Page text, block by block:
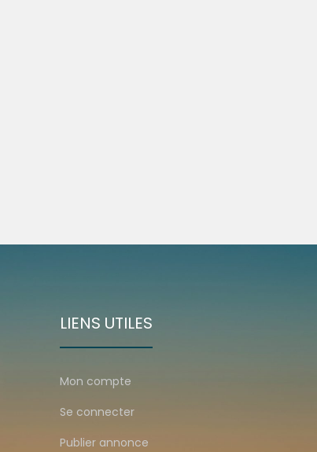
LIENS UTILES
Mon compte
Se connecter
Publier annonce